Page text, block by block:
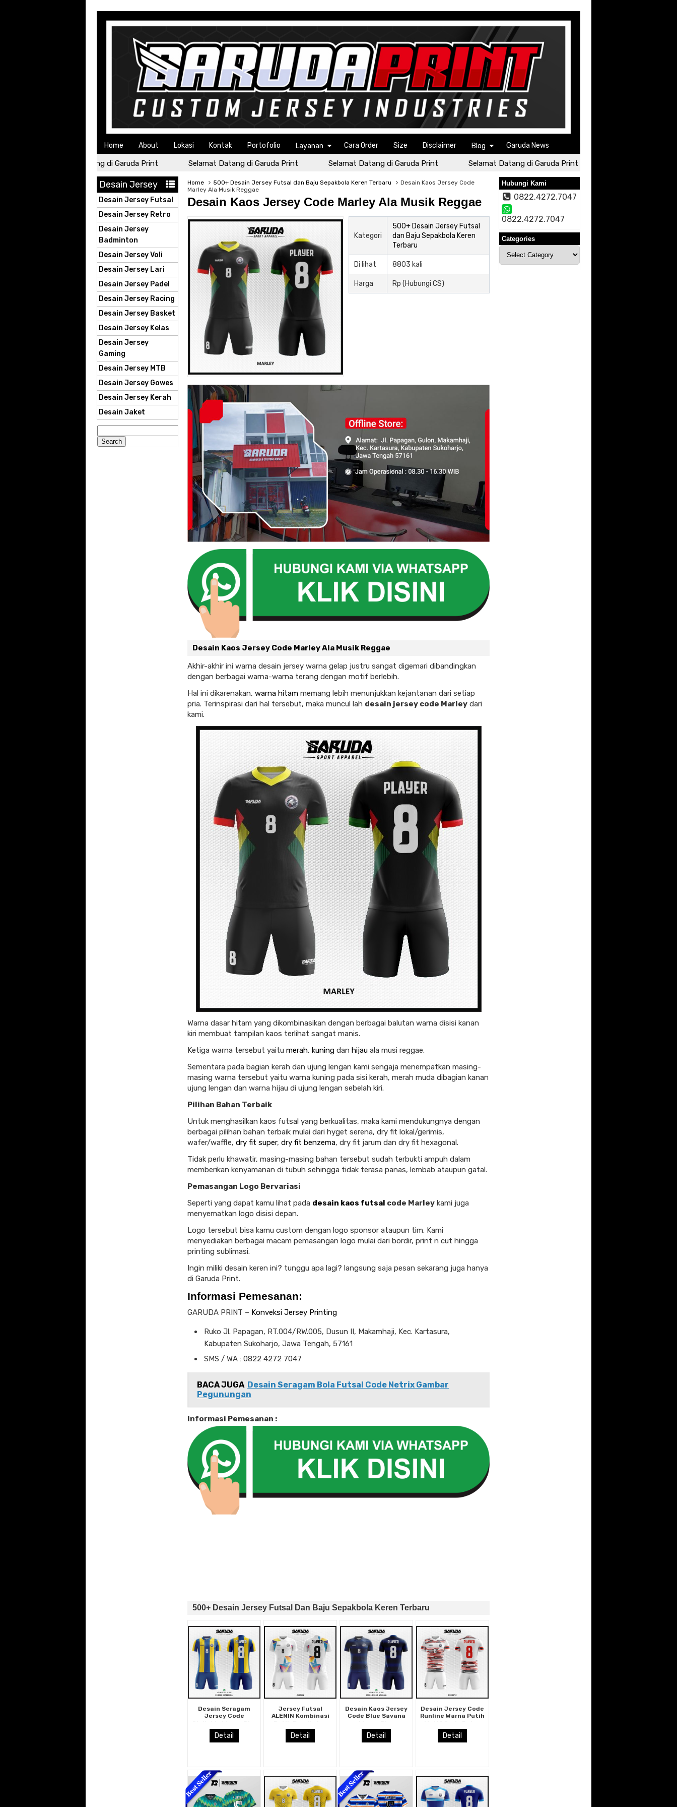
Home About Lokasi Kontak Portofolio Layanan Cara Order Size Disclaimer Blog Garuda News
Selamat Datang di Garuda Print Selamat Datang di Garuda Print Selamat Datang di Garuda Print Selamat Datang di Garuda Print
Home 500+ Desain Jersey Futsal dan Baju Sepakbola Keren Terbaru
Desain Kaos Jersey Code
Marley Ala Musik Reggae
Desain Kaos Jersey Code Marley Ala Musik Reggae
Kategori
500+ Desain Jersey Futsal
dan Baju Sepakbola Keren
Terbaru
Di lihat 8803 kali
Harga Rp (Hubungi CS)
Desain Kaos Jersey Code Marley Ala Musik Reggae
Akhir-akhir ini warna desain jersey warna gelap justru sangat digemari dibandingkan
dengan berbagai warna-warna terang dengan motif berlebih.
Hal ini dikarenakan, warna hitam memang lebih menunjukkan kejantanan dari setiap
pria. Terinspirasi dari hal tersebut, maka muncul lah desain jersey code Marley dari
kami.
Warna dasar hitam yang dikombinasikan dengan berbagai balutan warna disisi kanan
kiri membuat tampilan kaos terlihat sangat manis.
Ketiga warna tersebut yaitu merah, kuning dan hijau ala musi reggae.
Sementara pada bagian kerah dan ujung lengan kami sengaja menempatkan masing-
masing warna tersebut yaitu warna kuning pada sisi kerah, merah muda dibagian kanan
ujung lengan dan warna hijau di ujung lengan sebelah kiri.
Pilihan Bahan Terbaik
Untuk menghasilkan kaos futsal yang berkualitas, maka kami mendukungnya dengan
berbagai pilihan bahan terbaik mulai dari hyget serena, dry fit lokal/gerimis,
wafer/waffle, dry fit super, dry fit benzema, dry fit jarum dan dry fit hexagonal.
Tidak perlu khawatir, masing-masing bahan tersebut sudah terbukti ampuh dalam
memberikan kenyamanan di tubuh sehingga tidak terasa panas, lembab ataupun gatal.
Pemasangan Logo Bervariasi
Seperti yang dapat kamu lihat pada desain kaos futsal code Marley kami juga
menyematkan logo disisi depan.
Logo tersebut bisa kamu custom dengan logo sponsor ataupun tim. Kami
menyediakan berbagai macam pemasangan logo mulai dari bordir, print n cut hingga
printing sublimasi.
Ingin miliki desain keren ini? tunggu apa lagi? langsung saja pesan sekarang juga hanya
di Garuda Print.
Informasi Pemesanan:
GARUDA PRINT – Konveksi Jersey Printing
Ruko Jl. Papagan, RT.004/RW.005, Dusun II, Makamhaji, Kec. Kartasura,
Kabupaten Sukoharjo, Jawa Tengah, 57161
SMS / WA : 0822 4272 7047
BACA JUGA Desain Seragam Bola Futsal Code Netrix Gambar
Pegunungan
Informasi Pemesanan :
500+ Desain Jersey Futsal Dan Baju Sepakbola Keren Terbaru
Desain Seragam
Jersey Code
Gialloblu Warna Biru
Kuning
Detail
Jersey Futsal
ALENIN Kombinasi
Putih Bersih dan
Warna Geometris
Cerah dengan Motif
Prisma Tajam
Detail
Desain Kaos Jersey
Code Blue Savana
Warna Biru
Detail
Desain Jersey Code
Runline Warna Putih
Motif Garis Putus
Hitam Merah
Detail
Desain Jersey
Desain Jersey Futsal
Desain Jersey Retro
Desain Jersey
Badminton
Desain Jersey Voli
Desain Jersey Lari
Desain Jersey Padel
Desain Jersey Racing
Desain Jersey Basket
Desain Jersey Kelas
Desain Jersey
Gaming
Desain Jersey MTB
Desain Jersey Gowes
Desain Jersey Kerah
Desain Jaket
for:
Hubungi Kami
0822.4272.7047
0822.4272.7047
Categories
Categories